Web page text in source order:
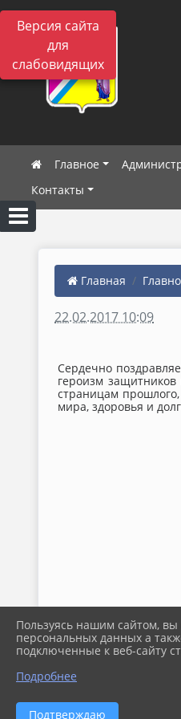
Версия сайта
для
слабовидящих
Главное
Контакты
Главная
22.02.2017 10:09
Сердечно
героизм
страницам
мира, здоровья и
Пользуясь нашим сайтом, вы
персональных данных а
подключенные к веб-сайту
Подробнее
Подтверждаю